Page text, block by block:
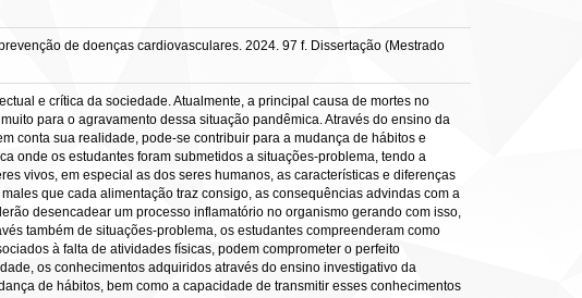
de doenças cardiovasculares. 2024. 97 f. Dissertação (Mestrado
e crítica da sociedade. Atualmente, a principal causa de mortes no
para o agravamento dessa situação pandêmica. Através do ensino da
conta sua realidade, pode-se contribuir para a mudança de hábitos e
onde os estudantes foram submetidos a situações-problema, tendo a
vivos, em especial as dos seres humanos, as características e diferenças
que cada alimentação traz consigo, as consequências advindas com a
desencadear um processo inflamatório no organismo gerando com isso,
também de situações-problema, os estudantes compreenderam como
à falta de atividades físicas, podem comprometer o perfeito
os conhecimentos adquiridos através do ensino investigativo da
de hábitos, bem como a capacidade de transmitir esses conhecimentos